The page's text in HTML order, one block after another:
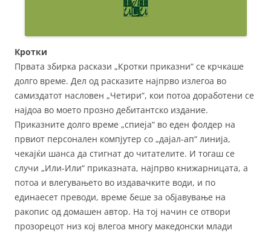
Кротки
Првата збирка раскази „Кротки приказни“ се крчкаше
долго време. Дел од расказите најпрво излегоа во
самиздатот насловен „Четири“, кои потоа доработени се
најдоа во моето прозно дебитантско издание.
Приказните долго време „спиеја“ во еден фолдер на
првиот персонален компјутер со „дајал-ап“ линија,
чекајќи шанса да стигнат до читателите. И тогаш се
случи „Или-Или“ приказната, најпрво книжарницата, а
потоа и влегувањето во издавачките води, и по
единаесет преводи, време беше за објавување на
ракопис од домашен автор. На тој начин се отвори
прозорецот низ кој влегоа многу македонски млади